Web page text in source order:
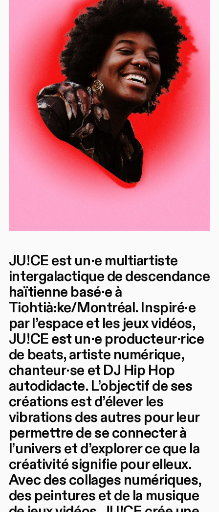
JU!CE est un·e multiartiste
intergalactique de descendance
haïtienne basé·e à
Tiohtià:ke/Montréal. Inspiré·e
par l’espace et les jeux vidéos,
JU!CE est un·e producteur·rice
de beats, artiste numérique,
chanteur·se et DJ Hip Hop
autodidacte. L’objectif de ses
créations est d’élever les
vibrations des autres pour leur
permettre de se connecter à
l’univers et d’explorer ce que la
créativité signifie pour elleux.
Avec des collages numériques,
des peintures et de la musique